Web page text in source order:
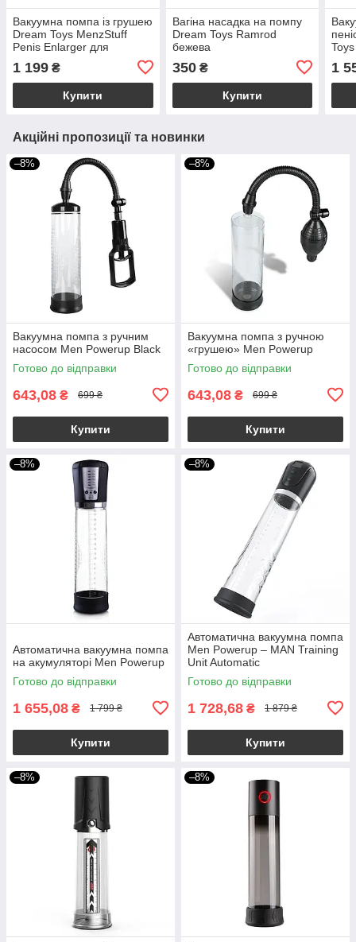
Вакуумна помпа із грушею
Dream Toys MenzStuff
Penis Enlarger для
збільшення пеніса, синя
1 199 ₴
Купити
Вагіна насадка на помпу
Dream Toys Ramrod
бежева
350₴
Купити
1
Акційні пропозиції та новинки
–8%
Вакуумна помпа з ручним
насосом Men Powerup Black
Готово до відправки
643,08 ₴ 699 ₴
Купити
–8%
Вакуумна помпа з ручною
«грушею» Men Powerup
Готово до відправки
643,08 ₴ 699 ₴
Купити
–8%
Автоматична вакуумна помпа
на акумуляторі Men Powerup
Готово до відправки
1 655,08 ₴ 1 799 ₴
Купити
–8%
Автоматична вакуумна помпа
Men Powerup – MAN Training
Unit Automatic
Готово до відправки
1 728,68 ₴ 1 879 ₴
Купити
–8% –8%